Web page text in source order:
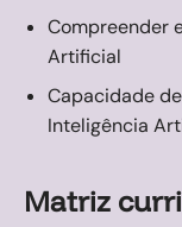
Compreender
Artificial
Capacidade
Inteligência
Matriz